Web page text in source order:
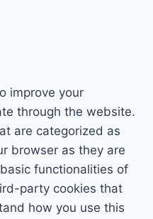
improve your
through the website.
are categorized as
browser as they are
functionalities of
party cookies that
how you use this